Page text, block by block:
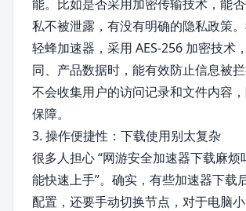
能。比如是否采用加密传输技术，能
私不被泄露，有没有明确的隐私政策
轻蜂加速器，采用 AES-256 加密技术
同、产品数据时，能有效防止信息被
不会收集用户的访问记录和文件内容
保障。
3. 操作便捷性：下载使用别太复杂
很多人担心 “网游安全加速器下载麻烦
能快速上手”。确实，有些加速器下载
配置，还要手动切换节点，对于电脑